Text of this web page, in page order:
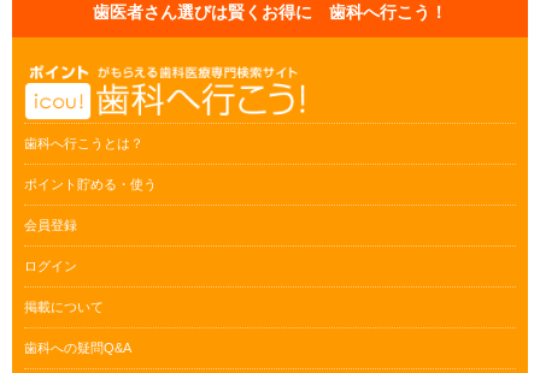
歯医者さん選びは賢くお得に 歯科へ行こう！
歯科へ行こうとは？
ポイント貯める・使う
会員登録
ログイン
掲載について
歯科への疑問Q&A